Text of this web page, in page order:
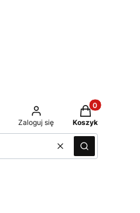
Zaloguj się
Produkty w
Koszyk
WyczyśćSzukaj